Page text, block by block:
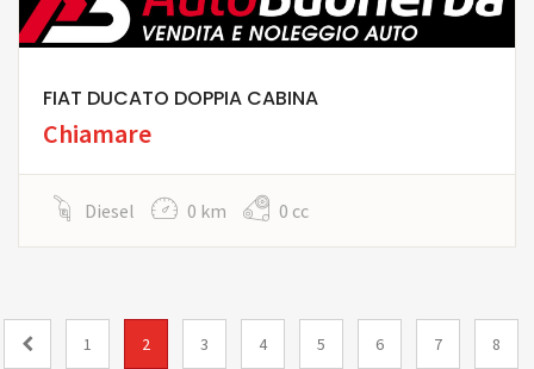
FIAT DUCATO DOPPIA CABINA
Chiamare
Diesel 0 km 0 cc
1 2 3 4 5 6 7 8